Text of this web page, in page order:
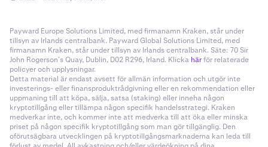
Payward Europe Solutions Limited, med firmanamn Kraken, står under
tillsyn av Irlands centralbank. Payward Global Solutions Limited, med
firmanamn Kraken, står under tillsyn av Irlands centralbank. Säte: 70 Sir
John Rogerson’s Quay, Dublin, D02 R296, Irland. Klicka härför relaterade
policyer och upplysningar.
Detta material är endast avsett för allmän information och utgör inte
investerings- eller finansproduktrådgivning eller en rekommendation eller
uppmaning till att köpa, sälja, satsa (staking) eller inneha någon
kryptotillgång eller tillämpa någon specifik handelsstrategi. Kraken
medverkar inte, och kommer inte att medverka till att öka eller minska
priset på någon specifik kryptotillgång som man gör tillgänglig. Den
oförutsägbara utvecklingen på kryptotillgångsmarknaderna kan leda till